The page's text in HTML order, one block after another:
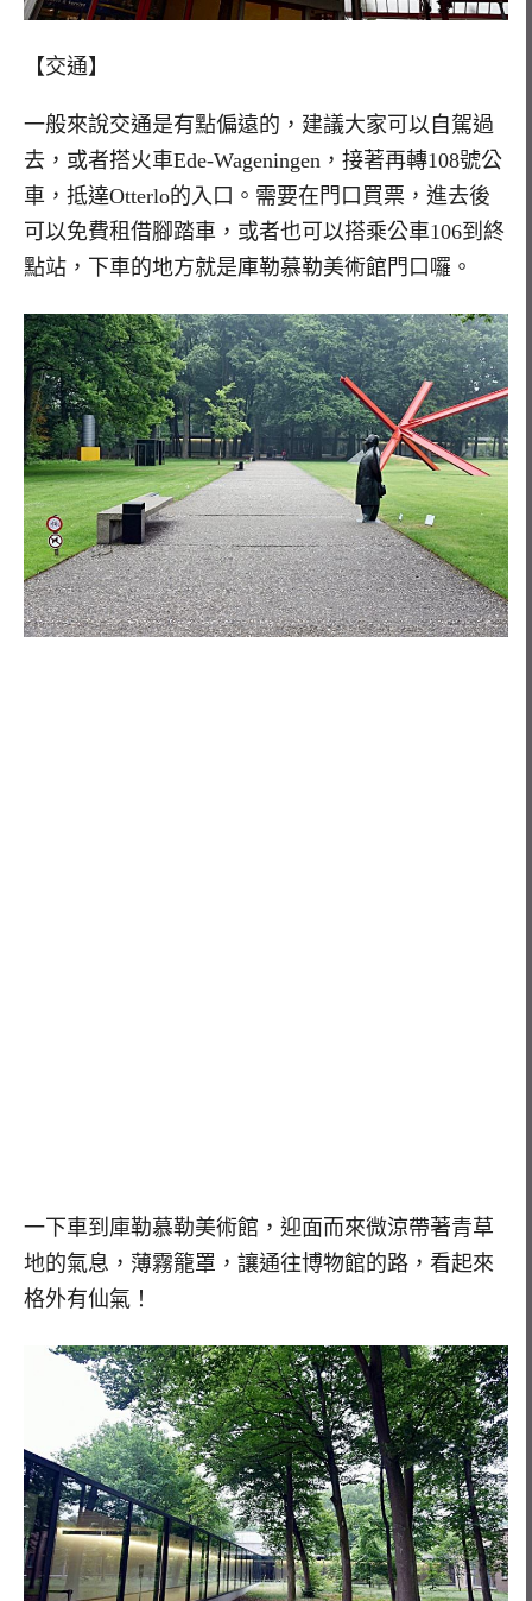
【交通】
一般來說交通是有點偏遠的，建議大家可以自駕過
去，或者搭火車Ede-Wageningen，接著再轉108號公
車，抵達Otterlo的入口。需要在門口買票，進去後
可以免費租借腳踏車，或者也可以搭乘公車106到終
點站，下車的地方就是庫勒慕勒美術館門口囉。
一下車到庫勒慕勒美術館，迎面而來微涼帶著青草
地的氣息，薄霧籠罩，讓通往博物館的路，看起來
格外有仙氣！